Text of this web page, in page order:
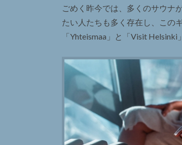
ごめく昨今では、多くのサウナ
たい人たちも多く存在し、この
「Yhteismaa」と「Visit Helsinki